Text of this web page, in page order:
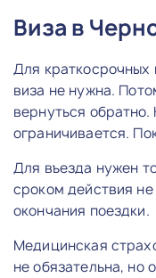
Виза в
Для краткосрочных
виза не нужна.
вернуться
ограничивается.
Для въезда нужен
сроком действия
окончания поездки.
Медицинская
не обязательна, но